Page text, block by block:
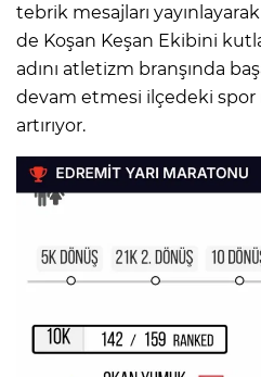
tebrik mesajları
de Koşan Keşan Ekibini
adını atletizm branşında
devam etmesi ilçedeki
artırıyor.